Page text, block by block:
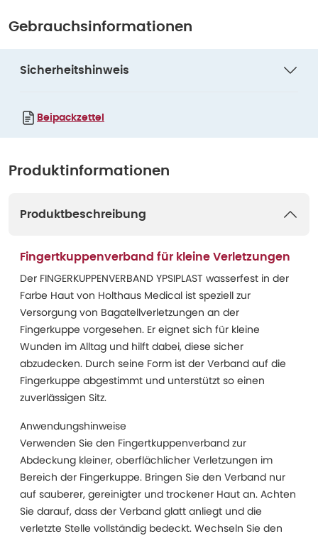
Gebrauchsinformationen
Sicherheitshinweis
Beipackzettel
Produktinformationen
Produktbeschreibung
Fingertkuppenverband für kleine Verletzungen
Der FINGERKUPPENVERBAND YPSIPLAST wasserfest in der
Farbe Haut von Holthaus Medical ist speziell zur
Versorgung von Bagatellverletzungen an der
Fingerkuppe vorgesehen. Er eignet sich für kleine
Wunden im Alltag und hilft dabei, diese sicher
abzudecken. Durch seine Form ist der Verband auf die
Fingerkuppe abgestimmt und unterstützt so einen
zuverlässigen Sitz.
Anwendungshinweise
Verwenden Sie den Fingertkuppenverband zur
Abdeckung kleiner, oberflächlicher Verletzungen im
Bereich der Fingerkuppe. Bringen Sie den Verband nur
auf sauberer, gereinigter und trockener Haut an. Achten
Sie darauf, dass der Verband glatt anliegt und die
verletzte Stelle vollständig bedeckt. Wechseln Sie den